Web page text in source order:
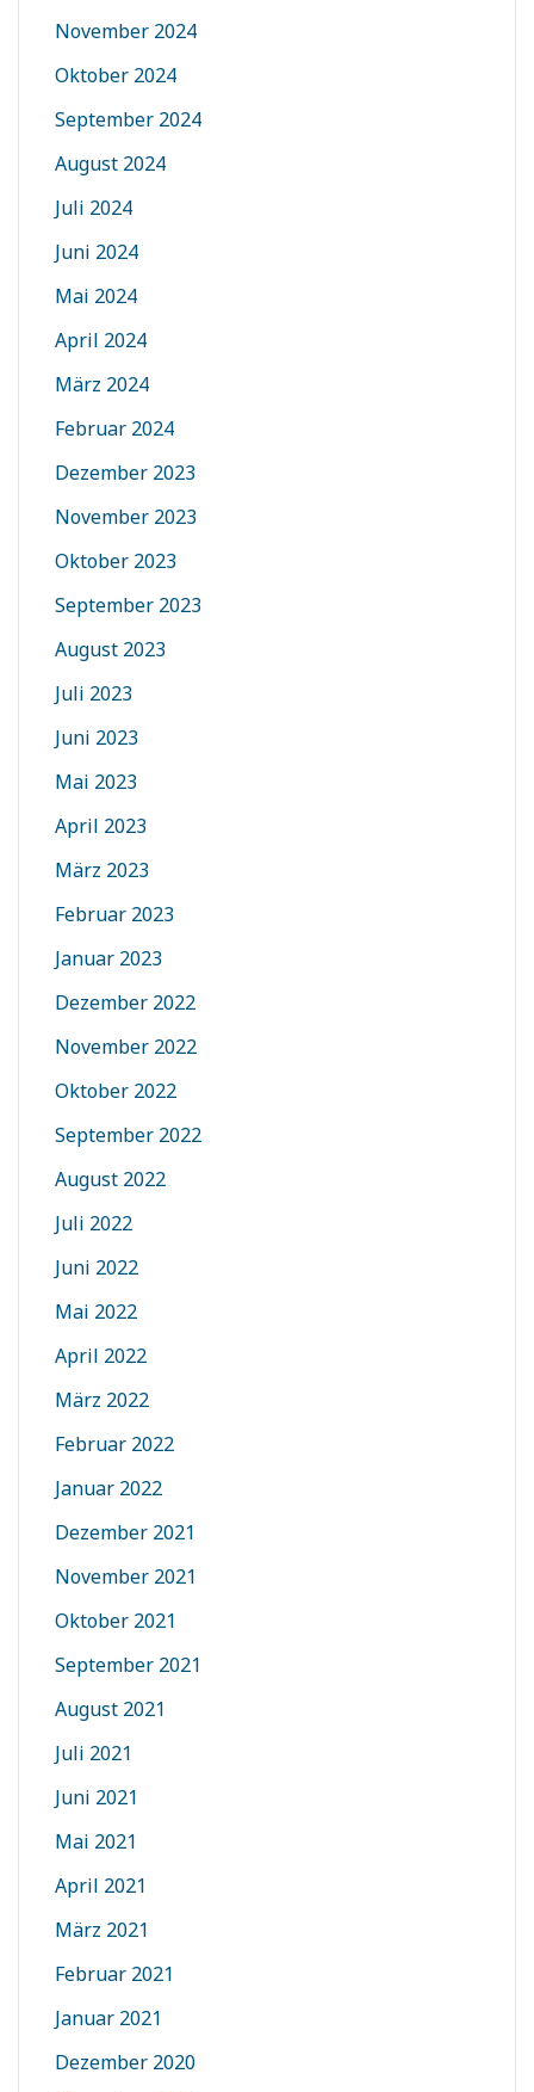
November 2024
Oktober 2024
September 2024
August 2024
Juli 2024
Juni 2024
Mai 2024
April 2024
März 2024
Februar 2024
Dezember 2023
November 2023
Oktober 2023
September 2023
August 2023
Juli 2023
Juni 2023
Mai 2023
April 2023
März 2023
Februar 2023
Januar 2023
Dezember 2022
November 2022
Oktober 2022
September 2022
August 2022
Juli 2022
Juni 2022
Mai 2022
April 2022
März 2022
Februar 2022
Januar 2022
Dezember 2021
November 2021
Oktober 2021
September 2021
August 2021
Juli 2021
Juni 2021
Mai 2021
April 2021
März 2021
Februar 2021
Januar 2021
Dezember 2020